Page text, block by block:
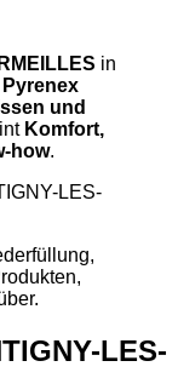
in
Pyrenex
und
Komfort,
how.
LES-
LES-